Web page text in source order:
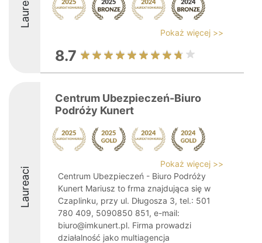
Pokaż więcej >>
8.7
Laureaci
Centrum Ubezpieczeń-Biuro
Podróży Kunert
Pokaż więcej >>
Centrum Ubezpieczeń - Biuro Podróży
Kunert Mariusz to frma znajdująca się w
Czaplinku, przy ul. Długosza 3, tel.: 501
780 409, 5090850 851, e-mail:
biuro@imkunert.pl. Firma prowadzi
działalność jako multiagencja